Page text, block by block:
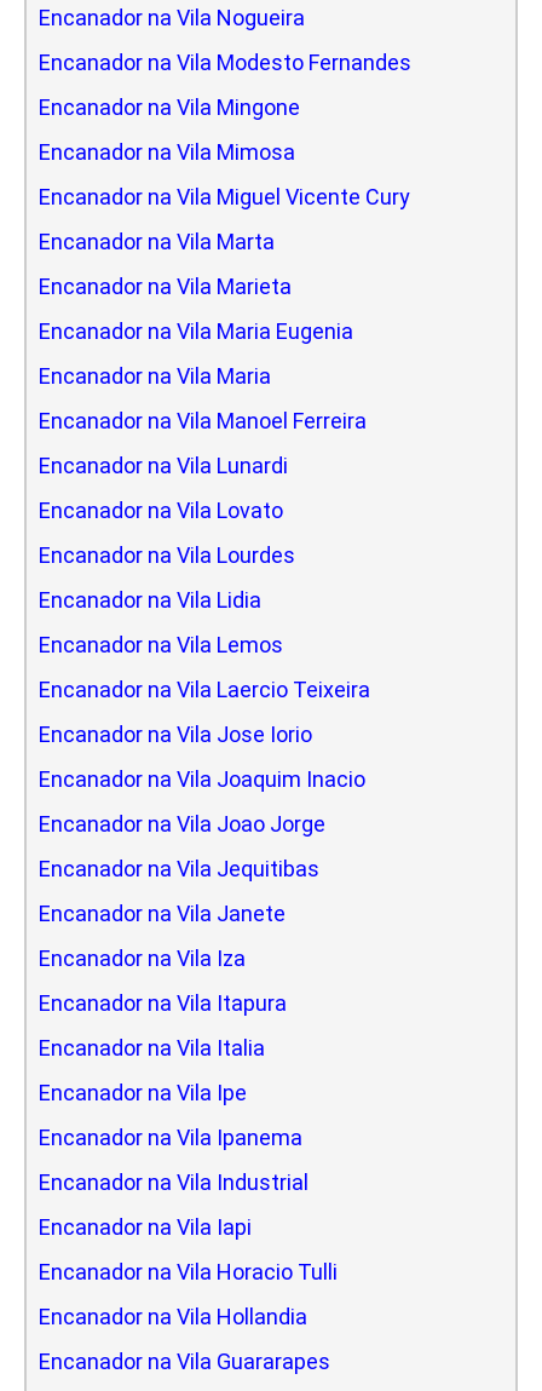
Encanador na Vila Nogueira
Encanador na Vila Modesto Fernandes
Encanador na Vila Mingone
Encanador na Vila Mimosa
Encanador na Vila Miguel Vicente Cury
Encanador na Vila Marta
Encanador na Vila Marieta
Encanador na Vila Maria Eugenia
Encanador na Vila Maria
Encanador na Vila Manoel Ferreira
Encanador na Vila Lunardi
Encanador na Vila Lovato
Encanador na Vila Lourdes
Encanador na Vila Lidia
Encanador na Vila Lemos
Encanador na Vila Laercio Teixeira
Encanador na Vila Jose Iorio
Encanador na Vila Joaquim Inacio
Encanador na Vila Joao Jorge
Encanador na Vila Jequitibas
Encanador na Vila Janete
Encanador na Vila Iza
Encanador na Vila Itapura
Encanador na Vila Italia
Encanador na Vila Ipe
Encanador na Vila Ipanema
Encanador na Vila Industrial
Encanador na Vila Iapi
Encanador na Vila Horacio Tulli
Encanador na Vila Hollandia
Encanador na Vila Guararapes